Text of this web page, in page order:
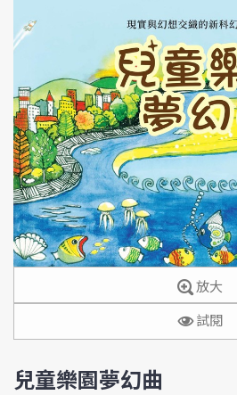
放大
試閱
兒童樂園夢幻曲